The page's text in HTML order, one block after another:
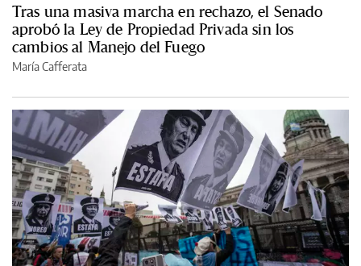
Tras una masiva marcha en rechazo, el Senado
aprobó la Ley de Propiedad Privada sin los
cambios al Manejo del Fuego
María Cafferata